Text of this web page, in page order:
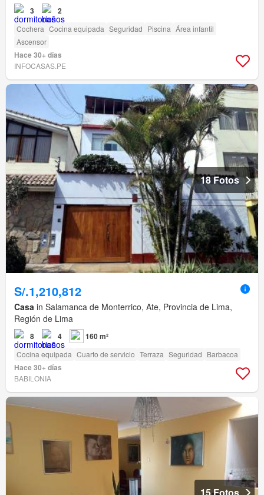
3 2
Cochera Cocina equipada Seguridad Piscina Área infantil
Ascensor
Hace 30+ días
INFOCASAS.PE
18 Fotos
S/.1,210,812
Casa in Salamanca de Monterrico, Ate, Provincia de Lima,
Región de Lima
8 4 160 m²
Cocina equipada Cuarto de servicio Terraza Seguridad Barbacoa
Hace 30+ días
BABILONIA